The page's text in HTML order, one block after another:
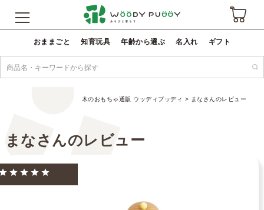
おままごと 知育玩具 年齢から選ぶ 名入れ ギフト
木のおもちゃ通販 ウッディプッディ まなさんのレビュー
まなさんのレビュー